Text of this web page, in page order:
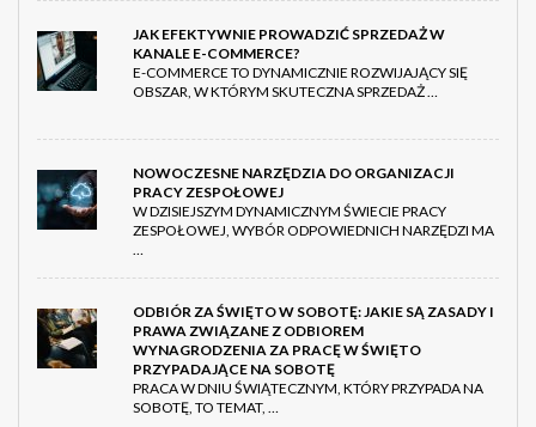
JAK EFEKTYWNIE PROWADZIĆ SPRZEDAŻ W
KANALE E-COMMERCE?
E-COMMERCE TO DYNAMICZNIE ROZWIJAJĄCY SIĘ
OBSZAR, W KTÓRYM SKUTECZNA SPRZEDAŻ …
NOWOCZESNE NARZĘDZIA DO ORGANIZACJI
PRACY ZESPOŁOWEJ
W DZISIEJSZYM DYNAMICZNYM ŚWIECIE PRACY
ZESPOŁOWEJ, WYBÓR ODPOWIEDNICH NARZĘDZI MA
…
ODBIÓR ZA ŚWIĘTO W SOBOTĘ: JAKIE SĄ ZASADY I
PRAWA ZWIĄZANE Z ODBIOREM
WYNAGRODZENIA ZA PRACĘ W ŚWIĘTO
PRZYPADAJĄCE NA SOBOTĘ
PRACA W DNIU ŚWIĄTECZNYM, KTÓRY PRZYPADA NA
SOBOTĘ, TO TEMAT, …